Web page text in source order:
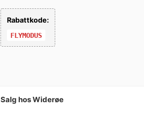
Rabattkode:
FLYMODUS
Salg hos Widerøe